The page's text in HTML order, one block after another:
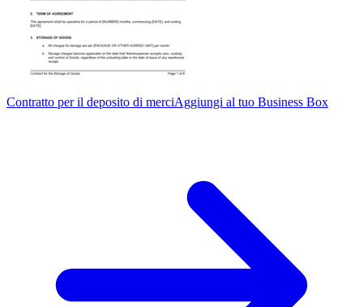
Contratto per il deposito di merciAggiungi al tuo Business Box